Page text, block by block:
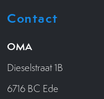
Contact
OMA
Dieselstraat 1B
6716 BC Ede